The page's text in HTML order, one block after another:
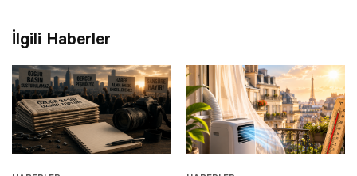
İlgili Haberler